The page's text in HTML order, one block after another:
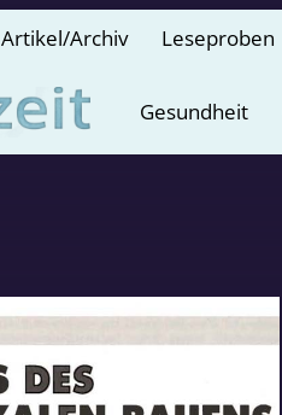
Artikel/Archiv Leseproben
Gesundheit